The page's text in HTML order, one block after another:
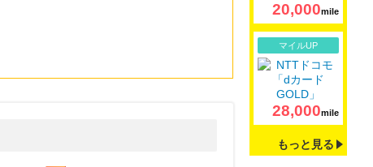
20,000mile
マイルUP
28,000mile
もっと見る